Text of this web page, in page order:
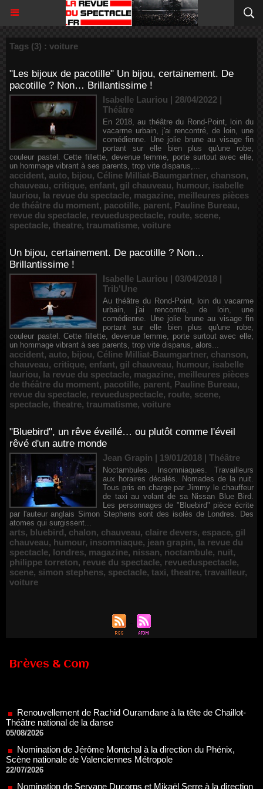
Tags (3) : voiture
"Les bijoux de pacotille" Un bijou, certainement. De
pacotille ? Non… Brillantissime !
Isabelle Lauriou | 28/04/2022 |
Théâtre
En 2018, au théâtre du Rond-Point, loin du
vacarme urbain, j'ai rencontré, de loin, une
comédienne. Une jolie brune au visage fin
portant sur elle bien plus qu'une robe,
couleur pastel. Cette fillette, devenue femme, porte surtout avec elle,
un hommage vibrant à ses parents, trop vite disparus,...
accident, auto, bijou, Céline Milliat-Baumgartner, chanson,
chauveau, critique, enfant, gil chauveau, humour, isabelle
lauriou, la revue du spectacle, magazine, meilleures pièces
de théâtre du moment, pacotille, parent, Pauline Bureau,
revue du spectacle, revueduspectacle, route, scene,
spectacle, theatre, traumatisme, voiture
Un bijou, certainement. De pacotille ? Non…
Brillantissime !
Isabelle Lauriou | 03/04/2018 |
Trib'Une
Au théâtre du Rond-Point, loin du vacarme
urbain, j'ai rencontré, de loin, une
comédienne. Une jolie brune au visage fin
portant sur elle bien plus qu'une robe,
couleur pastel. Cette fillette, devenue femme, porte surtout avec elle,
un hommage vibrant à ses parents, trop vite disparus, alors...
accident, auto, bijou, Céline Milliat-Baumgartner, chanson,
chauveau, critique, enfant, gil chauveau, humour, isabelle
lauriou, la revue du spectacle, magazine, meilleures pièces
de théâtre du moment, pacotille, parent, Pauline Bureau,
revue du spectacle, revueduspectacle, route, scene,
spectacle, theatre, traumatisme, voiture
"Bluebird", un rêve éveillé… ou plutôt comme l'éveil
rêvé d'un autre monde
Jean Grapin | 19/01/2018 | Théâtre
Noctambules. Insomniaques. Travailleurs
aux horaires décalés. Nomades de la nuit.
Tous pris en charge par Jimmy le chauffeur
de taxi au volant de sa Nissan Blue Bird.
Les personnages de "Bluebird" pièce écrite
par l'auteur anglais Simon Stephens sont des isolés de Londres. Des
atomes qui surgissent...
arts, bluebird, chalon, chauveau, claire devers, espace, gil
chauveau, humour, insomniaque, jean grapin, la revue du
spectacle, londres, magazine, nissan, noctambule, nuit,
philippe torreton, revue du spectacle, revueduspectacle,
scene, simon stephens, spectacle, taxi, theatre, travailleur,
voiture
Brèves & Com
05/08/2026
Nomination de Jérôme Montchal à la direction du Phénix,
Scène nationale de Valenciennes Métropole
22/07/2026
Nomination de Servane Ducorps et Mikaël Serre à la direction
de la Comédie de Colmar - Centre Dramatique National Grand
Est Alsace